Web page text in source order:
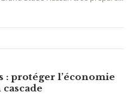
protéger l’économie